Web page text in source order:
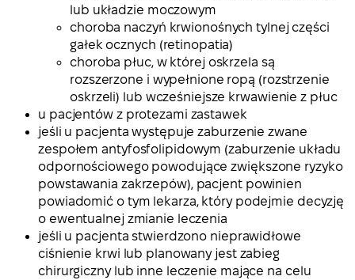
lub układzie moczowym
choroba naczyń krwionośnych tylnej części
gałek ocznych (retinopatia)
choroba płuc, w której oskrzela są
rozszerzone i wypełnione ropą (rozstrzenie
oskrzeli) lub wcześniejsze krwawienie z płuc
u pacjentów z protezami zastawek
jeśli u pacjenta występuje zaburzenie zwane
zespołem antyfosfolipidowym (zaburzenie układu
odpornościowego powodujące zwiększone ryzyko
powstawania zakrzepów), pacjent powinien
powiadomić o tym lekarza, który podejmie decyzję
o ewentualnej zmianie leczenia
jeśli u pacjenta stwierdzono nieprawidłowe
ciśnienie krwi lub planowany jest zabieg
chirurgiczny lub inne leczenie mające na celu